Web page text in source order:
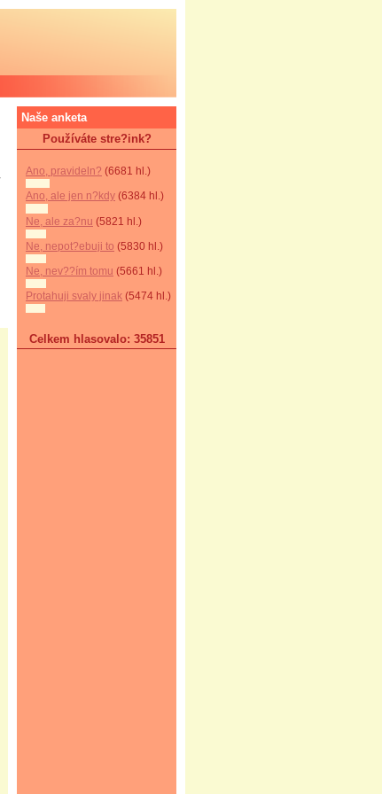
Naše anketa
Používáte stre?ink?
Ano, pravideln? (6681 hl.)
Ano, ale jen n?kdy (6384 hl.)
Ne, ale za?nu (5821 hl.)
Ne, nepot?ebuji to (5830 hl.)
Ne, nev??ím tomu (5661 hl.)
Protahuji svaly jinak (5474 hl.)
Celkem hlasovalo: 35851